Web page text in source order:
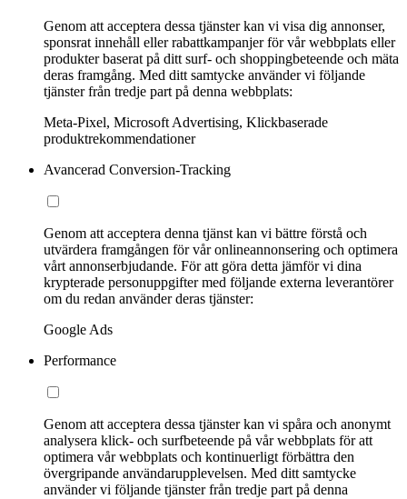
Genom att acceptera dessa tjänster kan vi visa dig annonser,
sponsrat innehåll eller rabattkampanjer för vår webbplats eller
produkter baserat på ditt surf- och shoppingbeteende och mäta
deras framgång. Med ditt samtycke använder vi följande
tjänster från tredje part på denna webbplats:
Meta-Pixel, Microsoft Advertising, Klickbaserade
produktrekommendationer
Avancerad Conversion-Tracking
Genom att acceptera denna tjänst kan vi bättre förstå och
utvärdera framgången för vår onlineannonsering och optimera
vårt annonserbjudande. För att göra detta jämför vi dina
krypterade personuppgifter med följande externa leverantörer
om du redan använder deras tjänster:
Google Ads
Performance
Genom att acceptera dessa tjänster kan vi spåra och anonymt
analysera klick- och surfbeteende på vår webbplats för att
optimera vår webbplats och kontinuerligt förbättra den
övergripande användarupplevelsen. Med ditt samtycke
använder vi följande tjänster från tredje part på denna